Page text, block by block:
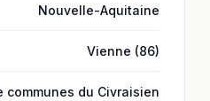
Nouvelle-Aquitaine
Vienne (86)
communes du Civraisien